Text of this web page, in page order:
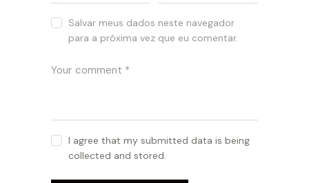
Salvar meus dados neste navegador
para a próxima vez que eu comentar.
I agree that my submitted data is being
collected and stored.